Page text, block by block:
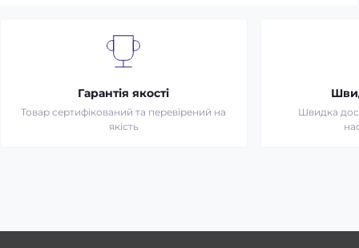
Гарантія якості
Товар сертифікований та перевірений на
якість
Швидка